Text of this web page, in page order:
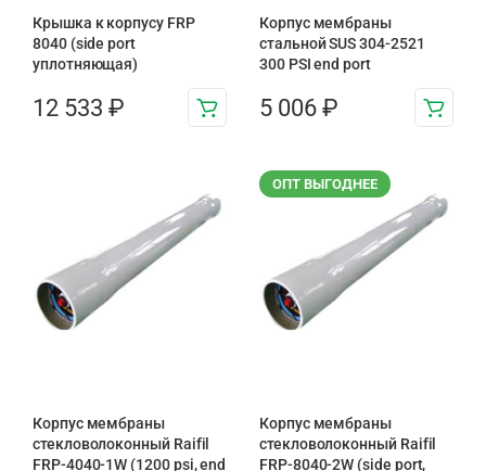
Крышка к корпусу FRP
8040 (side port
уплотняющая)
12 533 ₽
Корпус мембраны
стальной SUS 304-2521
300 PSI end port
5 006 ₽
Корпус мембраны
стекловолоконный Raifil
FRP-4040-1W (1200 psi, end
ОПТ ВЫГОДНЕЕ
Корпус мембраны
стекловолоконный Raifil
FRP-8040-2W (side port,